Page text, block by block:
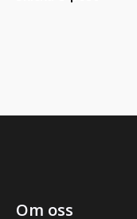
Om oss